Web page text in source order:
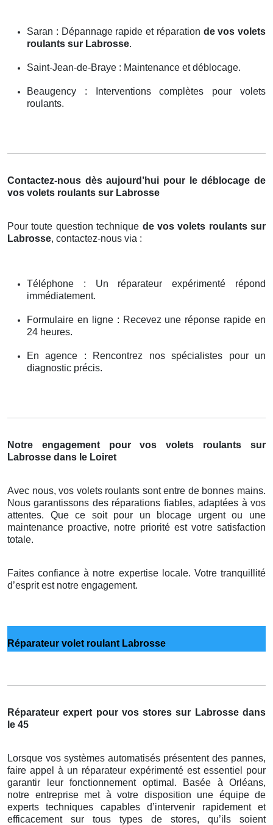
Saran : Dépannage rapide et réparation de vos volets
roulants sur Labrosse.
Saint-Jean-de-Braye : Maintenance et déblocage.
Beaugency : Interventions complètes pour volets
roulants.
Contactez-nous dès aujourd’hui pour le déblocage de
vos volets roulants sur Labrosse
Pour toute question technique de vos volets roulants sur
Labrosse, contactez-nous via :
Téléphone : Un réparateur expérimenté répond
immédiatement.
Formulaire en ligne : Recevez une réponse rapide en
24 heures.
En agence : Rencontrez nos spécialistes pour un
diagnostic précis.
Notre engagement pour vos volets roulants sur
Labrosse dans le Loiret
Avec nous, vos volets roulants sont entre de bonnes mains.
Nous garantissons des réparations fiables, adaptées à vos
attentes. Que ce soit pour un blocage urgent ou une
maintenance proactive, notre priorité est votre satisfaction
totale.
Faites confiance à notre expertise locale. Votre tranquillité
d’esprit est notre engagement.
Réparateur volet roulant Labrosse
Réparateur expert pour vos stores sur Labrosse dans
le 45
Lorsque vos systèmes automatisés présentent des pannes,
faire appel à un réparateur expérimenté est essentiel pour
garantir leur fonctionnement optimal. Basée à Orléans,
notre entreprise met à votre disposition une équipe de
experts techniques capables d’intervenir rapidement et
efficacement sur tous types de stores, qu’ils soient